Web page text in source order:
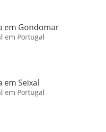
em Gondomar
em Portugal
em Seixal
em Portugal